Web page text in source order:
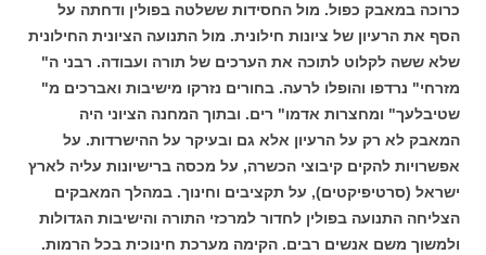
כרוכה במאבק כפול. מול החסידות ששלטה בפולין ודחתה על
הסף את הרעיון של ציונות חילונית. מול התנועה הציונית החילונית
שלא ששה לקלוט לתוכה את הערכים של תורה ועבודה. רבני ה"
מזרחי" נרדפו והופלו לרעה. בחורים נזרקו מישיבות ואברכים מ"
שטיבלעך" ומחצרות אדמו" רים. ובתוך המחנה הציוני היה
המאבק לא רק על הרעיון אלא גם ובעיקר על ההישרדות. על
אפשרויות להקים קיבוצי הכשרה, על מכסה ברישיונות עליה לארץ
ישראל (סרטיפיקטים), על תקציבים וחינוך. במהלך המאבקים
הצליחה התנועה בפולין לחדור למרכזי התורה והישיבות הגדולות
ולמשוך משם אנשים רבים. הקימה מערכת חינוכית בכל הרמות.